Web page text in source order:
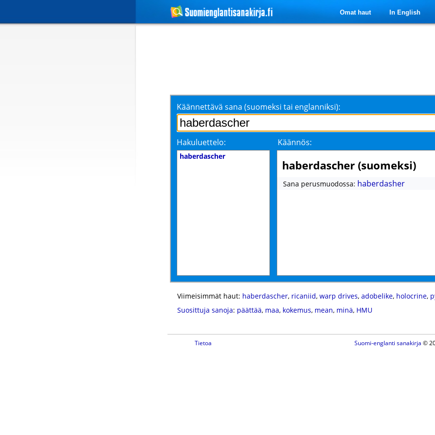
Omat haut In English
Käännettävä sana (suomeksi tai englanniksi):
Hakuluettelo: Käännös:
haberdascher
haberdascher (suomeksi)
Sana perusmuodossa: haberdasher
Viimeisimmät haut: haberdascher, ricaniid, warp drives, adobelike, holocrine,
Suosittuja sanoja: päättää, maa, kokemus, mean, minä, HMU
Tietoa Suomi-englanti sanakirja ©